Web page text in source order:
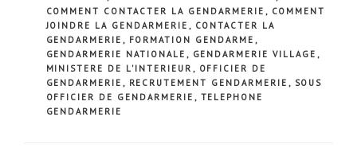
COMMENT CONTACTER LA GENDARMERIE , COMMENT
JOINDRE LA GENDARMERIE , CONTACTER LA
GENDARMERIE , FORMATION GENDARME ,
GENDARMERIE NATIONALE , GENDARMERIE VILLAGE ,
MINISTERE DE L'INTERIEUR , OFFICIER DE
GENDARMERIE , RECRUTEMENT GENDARMERIE , SOUS
OFFICIER DE GENDARMERIE , TELEPHONE
GENDARMERIE